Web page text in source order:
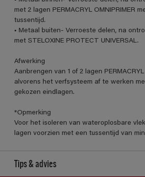
met 2 lagen PERMACRYL OMNIPRIMER
tussentijd.
• Metaal buiten- Verroeste delen, na
met STELOXINE PROTECT UNIVERSAL.
Afwerking
Aanbrengen van 1 of 2 lagen PERMACRYL
alvorens het verfsysteem af te werken
gekozen eindlagen.
*Opmerking
Voor het isoleren van wateroplosbare
lagen voorzien met een tussentijd van
Tips & advies